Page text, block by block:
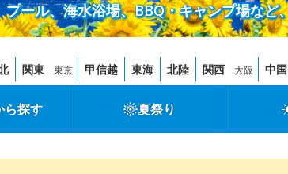
ール、海水浴場、BBQ・キャンプ場など
関東 東京 甲信越 東海 北陸 関西 大阪 中国
ら探す 夏祭り